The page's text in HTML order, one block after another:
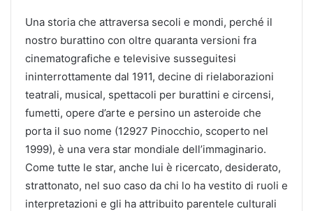
Una storia che attraversa secoli e mondi, perché il
nostro burattino con oltre quaranta versioni fra
cinematografiche e televisive susseguitesi
ininterrottamente dal 1911, decine di rielaborazioni
teatrali, musical, spettacoli per burattini e circensi,
fumetti, opere d’arte e persino un asteroide che
porta il suo nome (12927 Pinocchio, scoperto nel
1999), è una vera star mondiale dell’immaginario.
Come tutte le star, anche lui è ricercato, desiderato,
strattonato, nel suo caso da chi lo ha vestito di ruoli e
interpretazioni e gli ha attribuito parentele culturali